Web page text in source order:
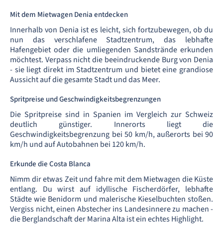
Mit dem Mietwagen Denia entdecken
Innerhalb von Denia ist es leicht, sich fortzubewegen, ob du
nun das verschlafene Stadtzentrum, das lebhafte
Hafengebiet oder die umliegenden Sandstrände erkunden
möchtest. Verpass nicht die beeindruckende Burg von Denia
- sie liegt direkt im Stadtzentrum und bietet eine grandiose
Aussicht auf die gesamte Stadt und das Meer.
Spritpreise und Geschwindigkeitsbegrenzungen
Die Spritpreise sind in Spanien im Vergleich zur Schweiz
deutlich günstiger. Innerorts liegt die
Geschwindigkeitsbegrenzung bei 50 km/h, außerorts bei 90
km/h und auf Autobahnen bei 120 km/h.
Erkunde die Costa Blanca
Nimm dir etwas Zeit und fahre mit dem Mietwagen die Küste
entlang. Du wirst auf idyllische Fischerdörfer, lebhafte
Städte wie Benidorm und malerische Kieselbuchten stoßen.
Vergiss nicht, einen Abstecher ins Landesinnere zu machen -
die Berglandschaft der Marina Alta ist ein echtes Highlight.